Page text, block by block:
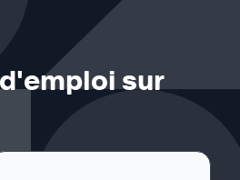
sur